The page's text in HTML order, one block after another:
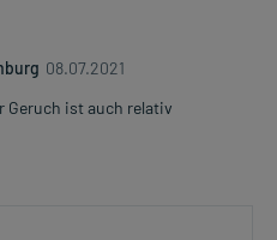
08.07.2021
Geruch ist auch relativ